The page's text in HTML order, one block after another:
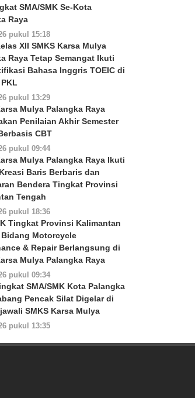
SMA/SMK Se-Kota
Raya
pukul 15:18
XII SMKS Karsa Mulya
Raya Tetap Semangat Ikuti
Bahasa Inggris TOEIC di
pukul 13:29
Mulya Palangka Raya
Penilaian Akhir Semester
CBT
pukul 09:44
Mulya Palangka Raya Ikuti
Baris Berbaris dan
Bendera Tingkat Provinsi
Tengah
pukul 18:36
Tingkat Provinsi Kalimantan
Bidang Motorcycle
& Repair Berlangsung di
Mulya Palangka Raya
pukul 09:34
SMA/SMK Kota Palangka
Pencak Silat Digelar di
SMKS Karsa Mulya
pukul 13:35